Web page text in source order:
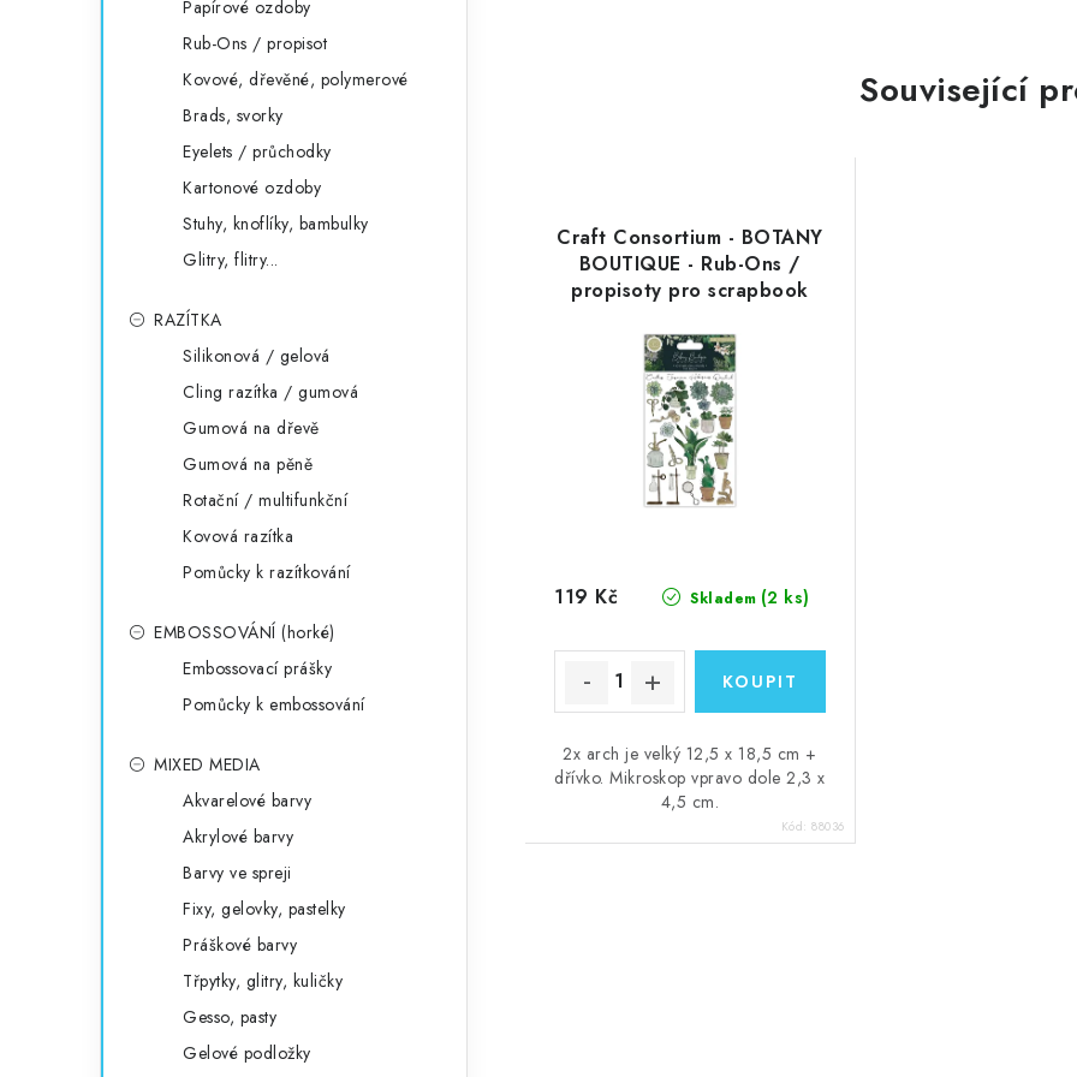
Papírové ozdoby
Rub-Ons / propisot
Kovové, dřevěné, polymerové
Brads, svorky
Eyelets / průchodky
Kartonové ozdoby
Stuhy, knoflíky, bambulky
Glitry, flitry...
RAZÍTKA
Silikonová / gelová
Cling razítka / gumová
Gumová na dřevě
Gumová na pěně
Rotační / multifunkční
Kovová razítka
Pomůcky k razítkování
EMBOSSOVÁNÍ (horké)
Embossovací prášky
Pomůcky k embossování
MIXED MEDIA
Akvarelové barvy
Akrylové barvy
Barvy ve spreji
Fixy, gelovky, pastelky
Práškové barvy
Třpytky, glitry, kuličky
Gesso, pasty
Gelové podložky
Související
Craft Consortium - BOTANY
BOUTIQUE - Rub-Ons /
propisoty pro scrapbook
Skladem (2 ks)
119 Kč
2x arch je velký 12,5 x 18,5 cm +
dřívko. Mikroskop vpravo dole 2,3 x
4,5 cm.
Kód:88036